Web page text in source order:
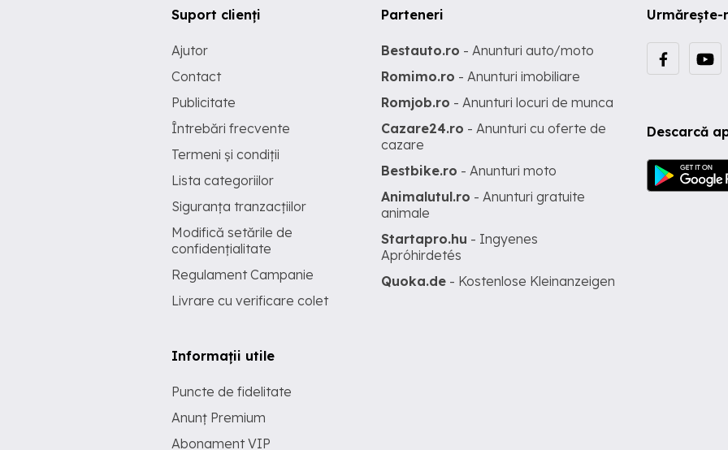
Urmărește-
Descarcă
Suport clienți
Ajutor
Contact
Publicitate
Întrebări frecvente
Termeni și condiții
Lista categoriilor
Siguranța tranzacțiilor
Modifică setările de
confidențialitate
Regulament Campanie
Livrare cu verificare colet
Informații utile
Puncte de fidelitate
Anunț Premium
Abonament VIP
Parteneri
Bestauto.ro - Anunturi auto/moto
Romimo.ro - Anunturi imobiliare
Romjob.ro - Anunturi locuri de munca
Cazare24.ro - Anunturi cu oferte de
cazare
Bestbike.ro - Anunturi moto
Animalutul.ro - Anunturi gratuite
animale
Startapro.hu - Ingyenes
Apróhirdetés
Quoka.de - Kostenlose Kleinanzeigen